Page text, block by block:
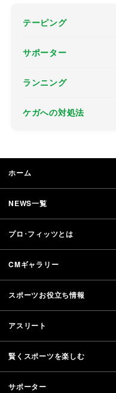
テーピング
サポーター
ランニング
ケガへの対処法
ホーム
NEWS一覧
プロ･フィッツとは
CMギャラリー
スポーツお役立ち情報
アスリート
賢くスポーツを楽しむ
サポーター